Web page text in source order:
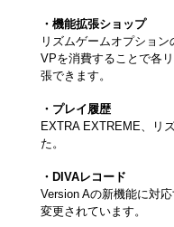
・機能拡張ショップ
リズムゲームオプション
VPを消費することで各
張できます。
・プレイ履歴
EXTRA EXTREME、リ
た。
・DIVAレコード
Version Aの新機能に対
変更されています。